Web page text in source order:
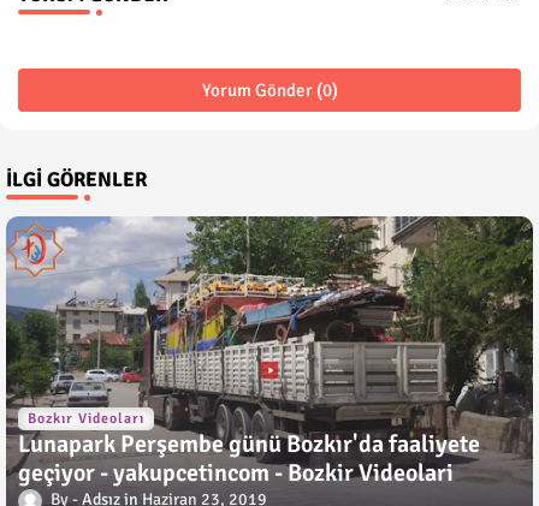
Yorum Gönder (0)
İLGI GÖRENLER
Bozkır Videoları
Lunapark Perşembe günü Bozkır'da faaliyete
geçiyor - yakupcetincom - Bozkir Videolari
Adsız Haziran 23, 2019